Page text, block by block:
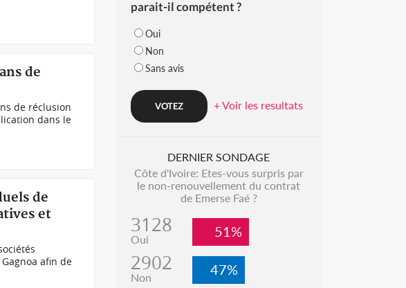
de
de réclusion
dans le
de
et
afin de
parait-il compétent ?
Oui
Non
Sans avis
+ Voir les resultats
DERNIER SONDAGE
Côte d'Ivoire: Etes-vous surpris par
le non-renouvellement du contrat
de Emerse Faé ?
3128
Oui 51%
2902
Non 47%